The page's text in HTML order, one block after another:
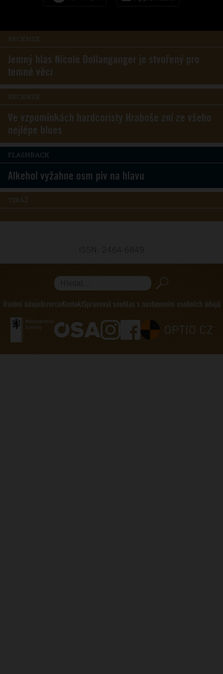
RECENZE
Jemný hlas Nicole Dollanganger je stvořený pro
temné věci
RECENZE
Ve vzpomínkách hardcoristy Hraboše zní ze všeho
nejlépe blues
FLASHBACK
Alkehol vyžahne osm piv na hlavu
TIRÁŽ
Hledat...
Osobní údajeInzerceKontaktSpravovat souhlas s nastavením osobních údajů